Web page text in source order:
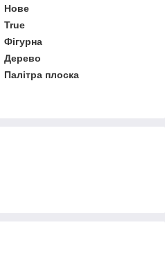
Нове
True
Фігурна
Дерево
Палітра плоска